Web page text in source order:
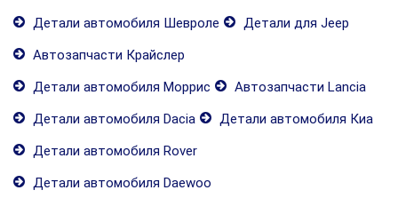
Детали автомобиля Шевроле
Детали для Jeep
Автозапчасти Крайслер
Детали автомобиля Моррис
Автозапчасти Lancia
Детали автомобиля Dacia
Детали автомобиля Киа
Детали автомобиля Rover
Детали автомобиля Daewoo